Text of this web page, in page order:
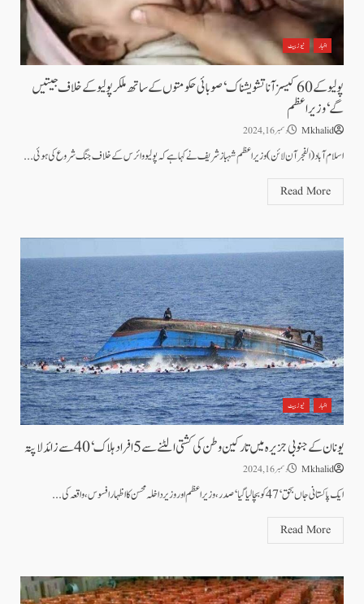
اخبار نیوز بیٹ
پولیو کے 60 کیسز آنا تشویشناک‘صوبائی حکومتوں کے ساتھ ملکر پولیو کے خلاف جیتیں
گے‘وزیراعظم
Mkhalid دسمبر 16, 2024
اسلام آباد(الفجر آن لائن)وزیراعظم شہبازشریف نے کہا ہے کہ پولیو وائرس کے خلاف جنگ شروع کی ہوئی...
Read More
اخبار نیوز بیٹ
یونان کے جنوبی جزیرہ میں تارکین وطن کی کشتی الٹنے سے 5 افراد ہلاک‘ 40 سے زائد لاپتہ
Mkhalid دسمبر 16, 2024
ایک پاکستانی جاں بحق‘ 47 کوبچالیا گیا‘صدر، وزیر اعظم اوروزیر داخلہ محسن کا اظہار افسوس، واقعہ کی...
Read More